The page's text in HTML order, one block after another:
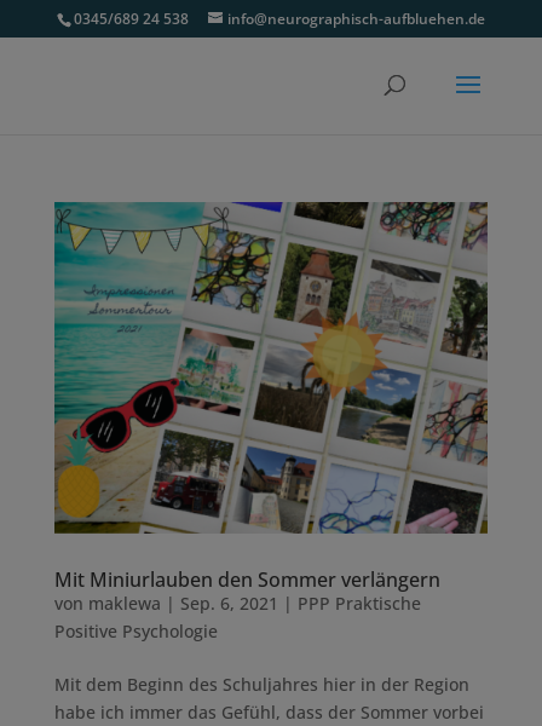
0345/689 24 538 info@neurographisch-aufbluehen.de
Mit Miniurlauben den Sommer verlängern
von maklewa | Sep. 6, 2021 | PPP Praktische
Positive Psychologie
Mit dem Beginn des Schuljahres hier in der Region
habe ich immer das Gefühl, dass der Sommer vorbei